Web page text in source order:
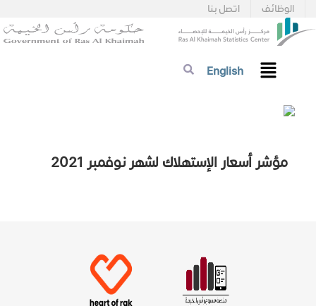
اتصل بنا الوظائف
English
مؤشر أسعار الإستهلاك لشهر نوفمبر 2021